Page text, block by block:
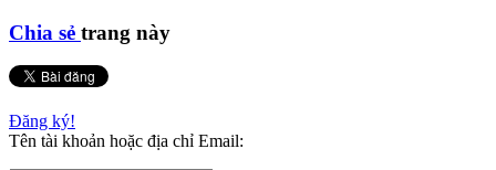
Chia sẻ trang này
Đăng ký!
Tên tài khoản hoặc địa chỉ Email: